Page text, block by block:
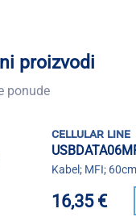
proizvodi
ponude
cellular line
Kabel; MFI; 60cm
16,35 €